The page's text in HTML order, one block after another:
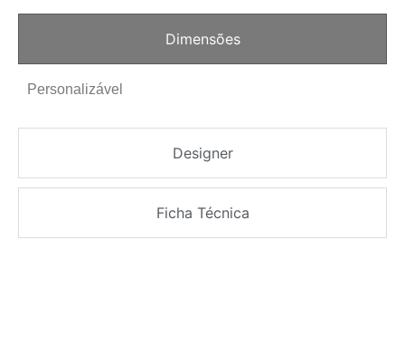
Dimensões
Designer
Ficha Técnica
Personalizável